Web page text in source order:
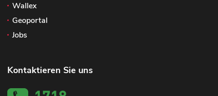
Wallex
Geoportal
Jobs
Kontaktieren Sie uns